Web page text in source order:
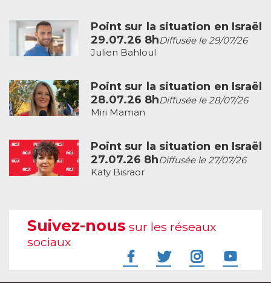
Point sur la situation en Israël
29.07.26 8hDiffusée le 29/07/26
Julien Bahloul
Point sur la situation en Israël
28.07.26 8hDiffusée le 28/07/26
Miri Maman
Point sur la situation en Israël
27.07.26 8hDiffusée le 27/07/26
Katy Bisraor
Suivez-nous sur les réseaux
sociaux